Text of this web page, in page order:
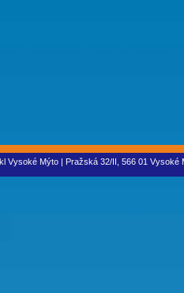
Vysoké Mýto | Pražská 32/II, 566 01 Vysoké